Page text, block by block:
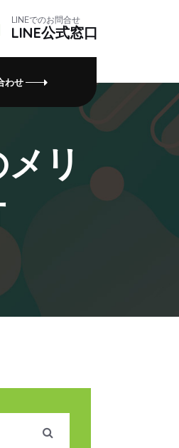
LINEでのお問合せ
LINE公式窓口
わせ
リ